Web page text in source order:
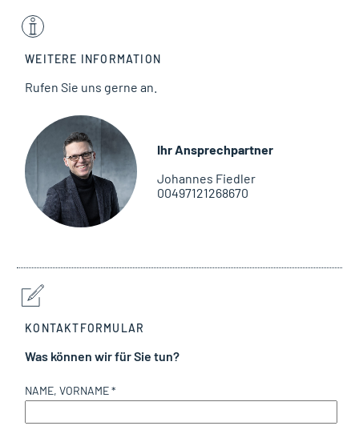
WEITERE INFORMATION
Rufen Sie uns gerne an.
Ihr Ansprechpartner
Johannes Fiedler
00497121268670
KONTAKTFORMULAR
Was können wir für Sie tun?
NAME, VORNAME *